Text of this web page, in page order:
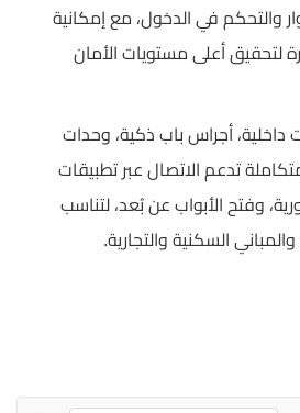
والتحكم في الدخول، مع إمكانية
لتحقيق أعلى مستويات الأمان
أجراس باب ذكية، وحدات
تدعم الاتصال عبر تطبيقات
وفتح الأبواب عن بُعد، لتناسب
السكنية والتجارية.